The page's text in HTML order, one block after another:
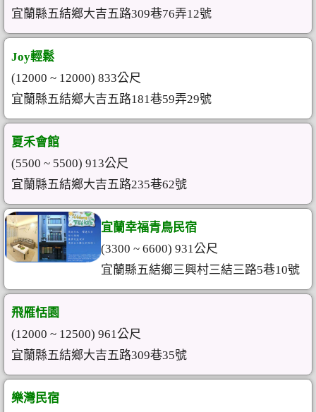
宜蘭縣五結鄉大吉五路309巷76弄12號
Joy輕鬆
(12000 ~ 12000) 833公尺
宜蘭縣五結鄉大吉五路181巷59弄29號
夏禾會館
(5500 ~ 5500) 913公尺
宜蘭縣五結鄉大吉五路235巷62號
宜蘭幸福青鳥民宿
(3300 ~ 6600) 931公尺
宜蘭縣五結鄉三興村三結三路5巷10號
飛雁恬園
(12000 ~ 12500) 961公尺
宜蘭縣五結鄉大吉五路309巷35號
樂灣民宿